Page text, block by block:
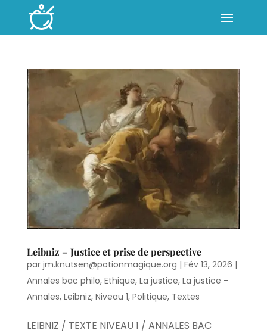
Leibniz – Justice et prise de perspective
par jm.knutsen@potionmagique.org | Fév 13, 2026 |
Annales bac philo, Ethique, La justice, La justice -
Annales, Leibniz, Niveau 1, Politique, Textes
LEIBNIZ / TEXTE NIVEAU 1 / ANNALES BAC